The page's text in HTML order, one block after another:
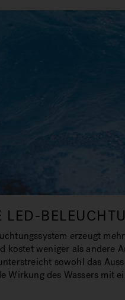
LED-
erzeugt
kostet weniger als andere
sowohl das
Wirkung des Wassers mit